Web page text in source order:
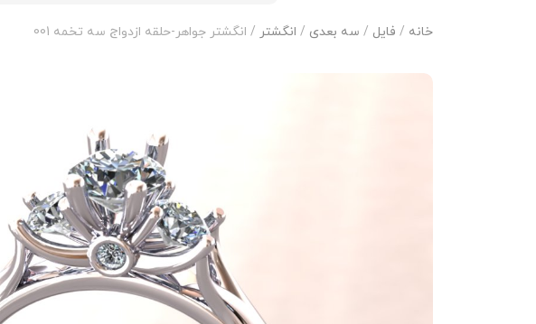
خانه / فایل / سه بعدی / انگشتر / انگشتر جواهر-حلقه ازدواج سه تخمه 001